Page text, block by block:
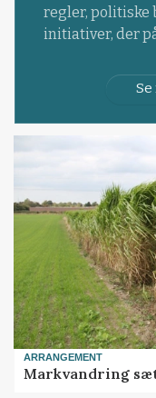
regler, politiske
initiativer, der
ARRANGEMENT
Markvandring